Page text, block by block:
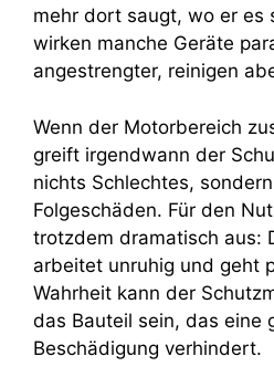
mehr dort saugt, wo er es
wirken manche Geräte
angestrengter, reinigen
Wenn der Motorbereich
greift irgendwann der
nichts Schlechtes,
Folgeschäden. Für den
trotzdem dramatisch aus:
arbeitet unruhig und geht
Wahrheit kann der
das Bauteil sein, das eine
Beschädigung verhindert.